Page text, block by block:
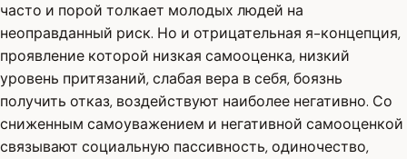
часто и порой толкает молодых людей на
неоправданный риск. Но и отрицательная я-концепция,
проявление которой низкая самооценка, низкий
уровень притязаний, слабая вера в себя, боязнь
получить отказ, воздействуют наиболее негативно. Со
сниженным самоуважением и негативной самооценкой
связывают социальную пассивность, одиночество,